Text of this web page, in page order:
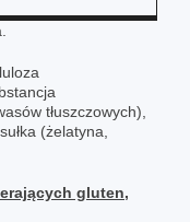
tłuszczowych),
(żelatyna,
gluten,